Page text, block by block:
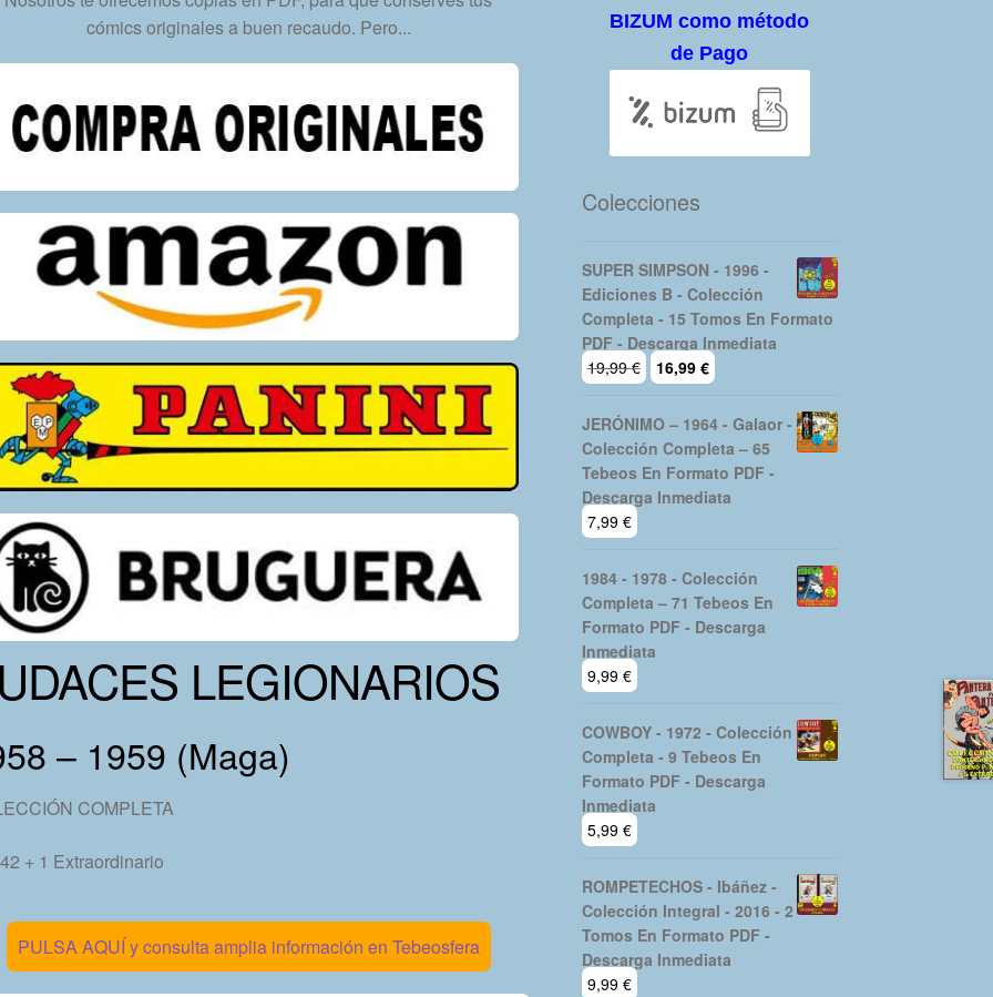
cantidad
cómics originales a buen recaudo. Pero...
LEGIONARIOS
– 1959 (Maga)
COMPLETA
+ 1 Extraordinario
PULSA AQUÍ y consulta amplia información en Tebeosfera
BIZUM como método
de Pago
Colecciones
SUPER SIMPSON - 1996 -
Ediciones B - Colección
Completa - 15 Tomos En Formato
PDF - Descarga Inmediata
19,99€
El
precio
original
era:
19,99 €.
16,99 €
actual
es:
16,99 €.
JERÓNIMO – 1964 - Galaor -
Colección Completa – 65
Tebeos En Formato PDF -
Descarga Inmediata
7,99 €
1984 - 1978 - Colección
Completa – 71 Tebeos En
Formato PDF - Descarga
Inmediata
9,99 €
COWBOY - 1972 - Colección
Completa - 9 Tebeos En
Formato PDF - Descarga
Inmediata
5,99 €
ROMPETECHOS - Ibáñez -
Colección Integral - 2016 - 2
Tomos En Formato PDF -
Descarga Inmediata
9,99 €